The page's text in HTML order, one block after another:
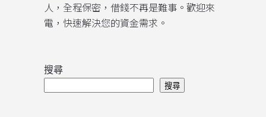
人，全程保密，借錢不再是難事。歡迎來
電，快速解決您的資金需求。
搜尋
搜尋